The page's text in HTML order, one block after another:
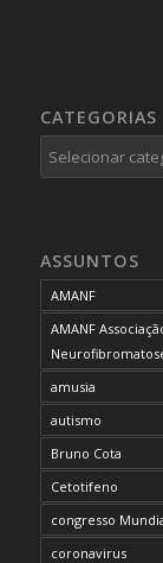
CATEGORIAS
Categorias
ASSUNTOS
AMANF
AMANF
amusia
autismo
Bruno Cota
Cetotifeno
congresso
coronavirus